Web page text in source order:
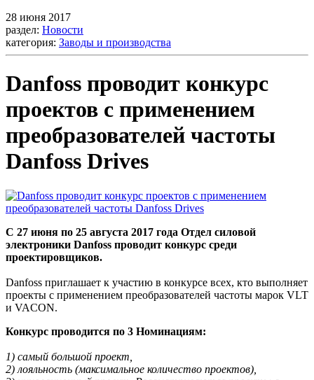
28 июня 2017
раздел: Новости
категория: Заводы и производства
Danfoss проводит конкурс
проектов с применением
преобразователей частоты
Danfoss Drives
C 27 июня по 25 августа 2017 года Отдел силовой
электроники Danfoss проводит конкурс среди
проектировщиков.
Danfoss приглашает к участию в конкурсе всех, кто выполняет
проекты с применением преобразователей частоты марок VLT
и VACON.
Конкурс проводится по 3 Номинациям:
1) самый большой проект,
2) лояльность (максимальное количество проектов),